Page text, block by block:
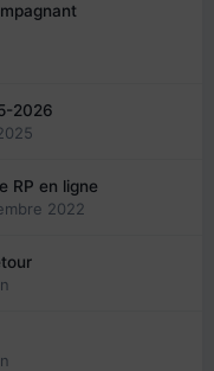
2026
RP en ligne
2022